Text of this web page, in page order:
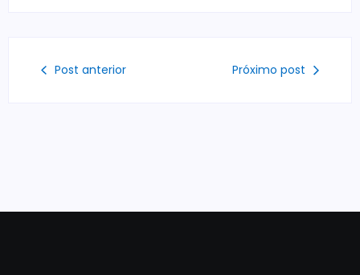
Post anterior Próximo post